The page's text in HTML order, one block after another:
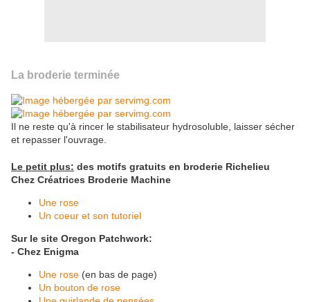
La broderie terminée
Il ne reste qu'à rincer le stabilisateur hydrosoluble, laisser sécher
et repasser l'ouvrage.
Le petit plus: des motifs gratuits en broderie Richelieu
Chez Créatrices Broderie Machine
Une rose
Un coeur et son tutoriel
Sur le site Oregon Patchwork:
- Chez Enigma
Une rose (en bas de page)
Un bouton de rose